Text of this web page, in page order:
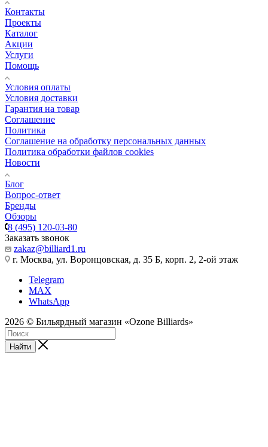
Контакты
Проекты
Каталог
Акции
Услуги
Помощь
Условия оплаты
Условия доставки
Гарантия на товар
Соглашение
Политика
Соглашение на обработку персональных данных
Политика обработки файлов cookies
Новости
Блог
Вопрос-ответ
Бренды
Обзоры
8 (495) 120-03-80
Заказать звонок
zakaz@billiard1.ru
г. Москва, ул. Воронцовская, д. 35 Б, корп. 2, 2-ой этаж
Telegram
MAX
WhatsApp
2026 © Бильярдный магазин «Ozone Billiards»
Найти